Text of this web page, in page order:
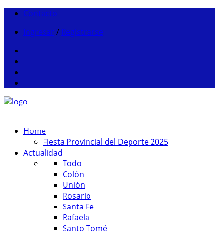
Contacto
Ingresar / Registrarse
Home
Fiesta Provincial del Deporte 2025
Actualidad
Todo
Colón
Unión
Rosario
Santa Fe
Rafaela
Santo Tomé